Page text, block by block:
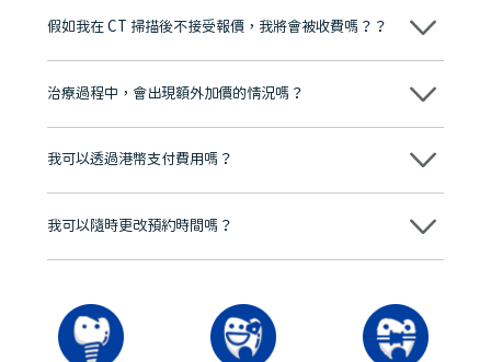
牌」、「2025香港企業領袖品牌」，是諾貝爾種植系統全球放心植牙中
至今已服務超過三十個國家和地區的顧客，受到粵港澳大灣區及周邊城
市市民極高的口碑評價及信任推薦 珠海、深圳設有八大分院，香港亦設
有咨詢及服務保障中心，有任何問題都可以隨時預約免費咨詢，讓人十
假如我在 CT 掃描後不接受報價，我將會被收費嗎？？
不會！只要未開始實際服務之前，你不會被收取任何費用。
治療過程中，會出現額外加價的情況嗎？
不會，治療前我們會詳細說明治療方案及對應的價錢，顧客同意並簽字
我可以透過港幣支付費用嗎？
可以。維港口腔會按照當日匯率轉算收取費用，而匯率會及時告知客人
我可以隨時更改預約時間嗎？
可以，請盡早通過wechat或whatsapp聯絡我們，告知我們你原本預約